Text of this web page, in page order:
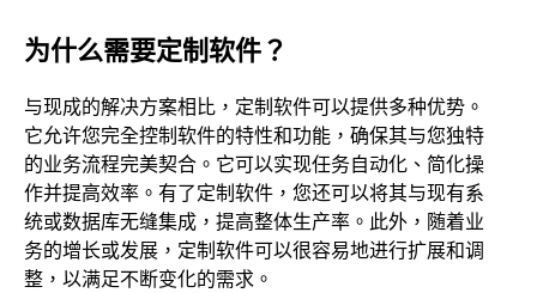
为什么需要定制软件？
与现成的解决方案相比，定制软件可以提供多种优势。
它允许您完全控制软件的特性和功能，确保其与您独特
的业务流程完美契合。它可以实现任务自动化、简化操
作并提高效率。有了定制软件，您还可以将其与现有系
统或数据库无缝集成，提高整体生产率。此外，随着业
务的增长或发展，定制软件可以很容易地进行扩展和调
整，以满足不断变化的需求。